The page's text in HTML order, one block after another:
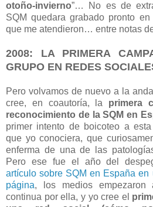
otoño-invierno”… No es de
SQM quedara grabado pronto
que me atendieron… entre notas
2008: LA PRIMERA
GRUPO EN REDES
Pero volvamos de nuevo a la
cree, en coautoría, la primera
reconocimiento de la SQM en
primer intento de boicoteo a
que yo conociera, que
enferma de una de las
Pero ese fue el año del
artículo sobre SQM en España
página, los medios empezaron
continua por ella, y yo cree el